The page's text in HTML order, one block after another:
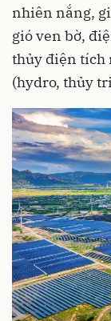
nhiên nắng,
gió ven bờ,
thủy điện tích
(hydro, thủy